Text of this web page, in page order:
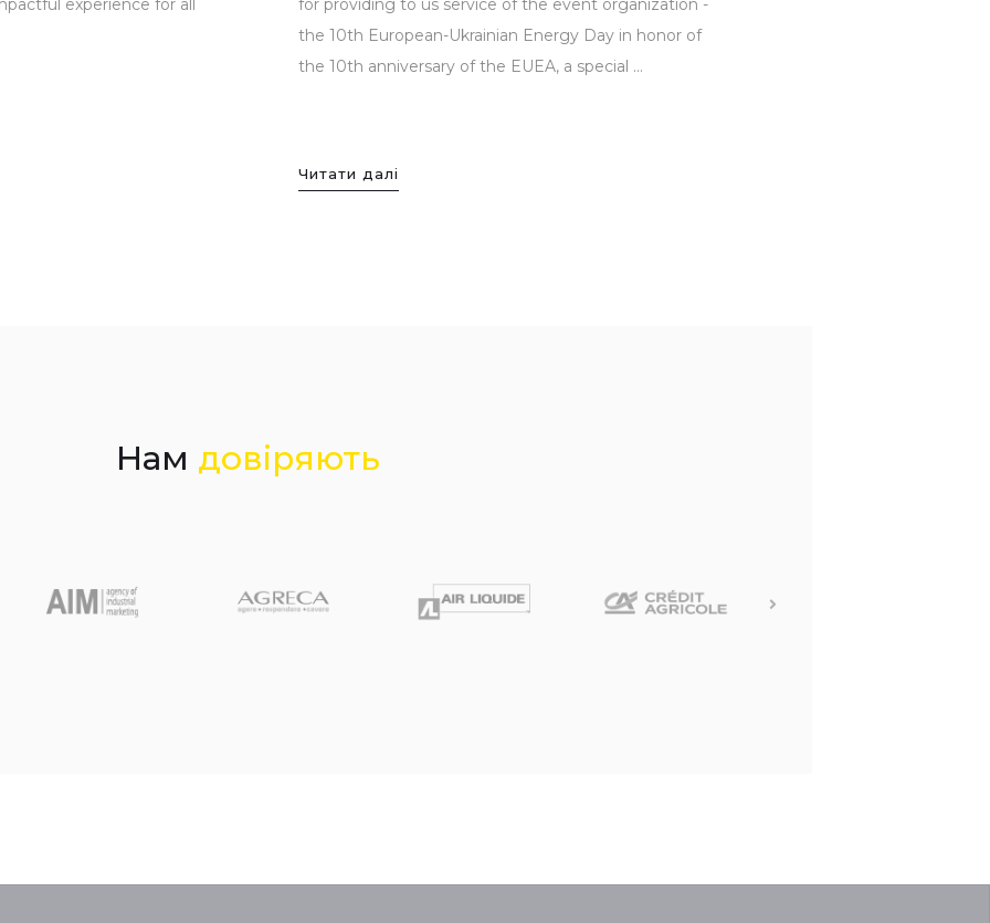
experience for all
for providing to us service of the event organization -
the 10th European-Ukrainian Energy Day in honor of
the 10th anniversary of the EUEA, a special ...
Читати далі
Нам довіряють